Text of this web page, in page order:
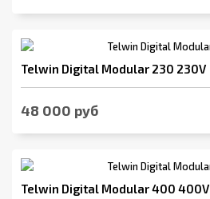
Telwin Digital Modular 230 230V
48 000 руб
Telwin Digital Modular 400 400V